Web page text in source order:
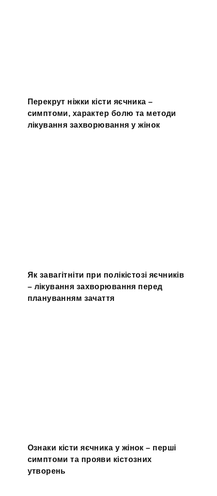
Перекрут ніжки кісти яєчника –
симптоми, характер болю та методи
лікування захворювання у жінок
Як завагітніти при полікістозі яєчників
– лікування захворювання перед
плануванням зачаття
Ознаки кісти яєчника у жінок – перші
симптоми та прояви кістозних
утворень